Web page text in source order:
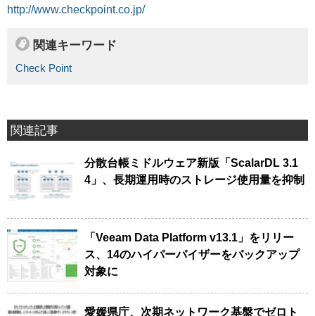
http://www.checkpoint.co.jp/
関連キーワード
Check Point
関連記事
分散台帳ミドルウェア新版「ScalarDL 3.1
4」、長期運用時のストレージ使用量を抑制
「Veeam Data Platform v13.1」をリリー
ス、14のハイパーバイザーをバックアップ
対象に
愛媛県庁、次期ネットワーク基盤でゼロト